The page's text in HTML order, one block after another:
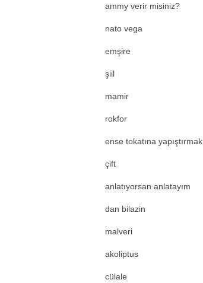
ammy verir misiniz?
nato vega
emşire
şiil
mamir
rokfor
ense tokatına yapıştırmak
çift
anlatıyorsan anlatayım
dan bilazin
malveri
akoliptus
cülale